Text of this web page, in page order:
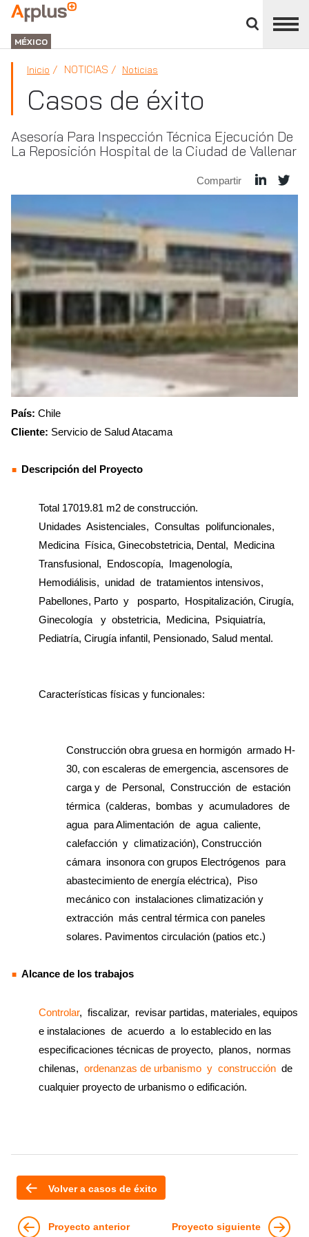
panel
APPLUS+
GROUP
MÉXICO
Inicio NOTICIAS Noticias
Casos de éxito
Asesoría Para Inspección Técnica Ejecución De
La Reposición Hospital de la Ciudad de Vallenar
Compartir
País: Chile
Cliente: Servicio de Salud Atacama
Descripción del Proyecto
Total 17019.81 m2 de construcción.
Unidades Asistenciales, Consultas polifuncionales,
Medicina Física, Ginecobstetricia, Dental, Medicina
Transfusional, Endoscopía, Imagenología,
Hemodiálisis, unidad de tratamientos intensivos,
Pabellones, Parto y posparto, Hospitalización, Cirugía,
Ginecología y obstetricia, Medicina, Psiquiatría,
Pediatría, Cirugía infantil, Pensionado, Salud mental.
Características físicas y funcionales:
Construcción obra gruesa en hormigón armado H-
30, con escaleras de emergencia, ascensores de
carga y de Personal, Construcción de estación
térmica (calderas, bombas y acumuladores de
agua para Alimentación de agua caliente,
calefacción y climatización), Construcción
cámara insonora con grupos Electrógenos para
abastecimiento de energía eléctrica), Piso
mecánico con instalaciones climatización y
extracción más central térmica con paneles
solares. Pavimentos circulación (patios etc.)
Alcance de los trabajos
Controlar, fiscalizar, revisar partidas, materiales, equipos
e instalaciones de acuerdo a lo establecido en las
especificaciones técnicas de proyecto, planos, normas
chilenas, ordenanzas de urbanismo y construcción de
cualquier proyecto de urbanismo o edificación.
Volver a casos de éxito
Proyecto anterior Proyecto siguiente